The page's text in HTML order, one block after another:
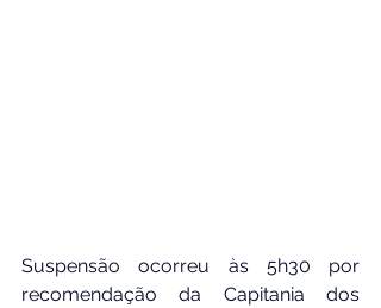
Suspensão ocorreu às 5h30 por
recomendação da Capitania dos